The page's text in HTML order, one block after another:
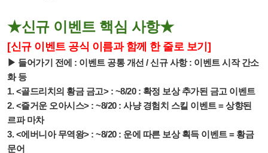
★신규 이벤트 핵심 사항★
[신규 이벤트 공식 이름과 함께 한 줄로 보기]
▶ 들어가기 전에 : 이벤트 공통 개선 / 신규 사항 : 이벤트 시작 간소
화 등
1.<골드리치의 황금 금고> : ~8/20 : 확정 보상 추가된 금고 이벤트
2.<즐거운 오아시스> : ~8/20: 사냥 경험치 스킬 이벤트 = 상향된
르파 마차
3.<에버니아 무역왕> : ~8/20: 운에 따른 보상 획득 이벤트 = 황금
문어